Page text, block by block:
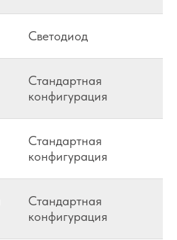
Светодиод
Стандартная
конфигурация
Стандартная
конфигурация
Стандартная
конфигурация